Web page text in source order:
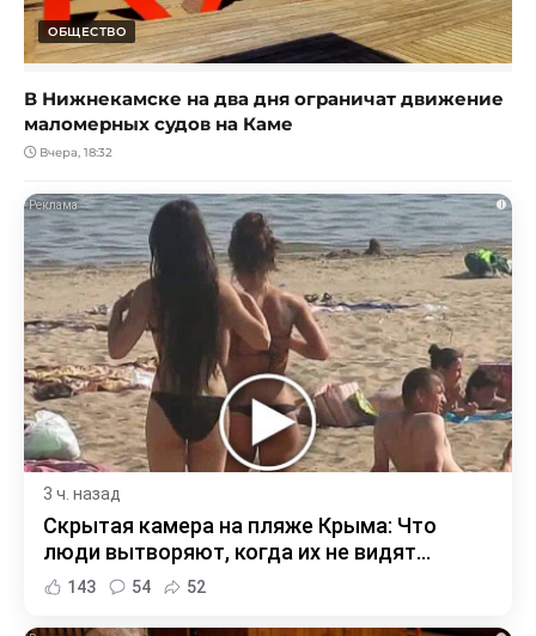
ОБЩЕСТВО
В Нижнекамске на два дня ограничат движение
маломерных судов на Каме
Вчера, 18:32
i
3 ч. назад
Скрытая камера на пляже Крыма: Что
люди вытворяют, когда их не видят...
143 54 52